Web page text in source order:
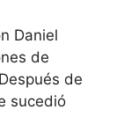
Daniel
de
de
sucedió